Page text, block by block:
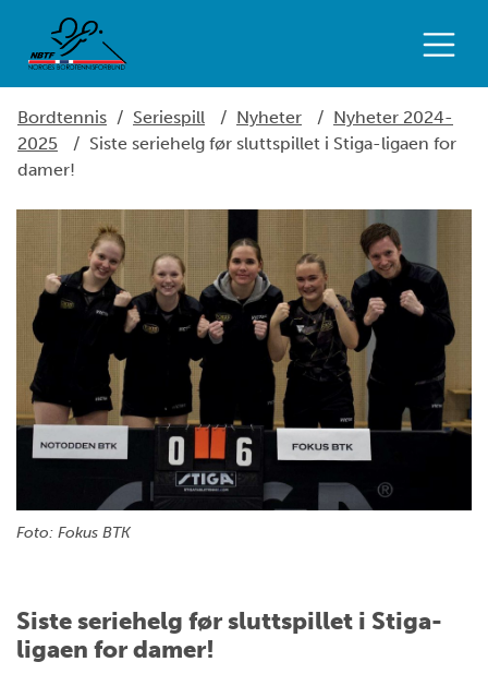
Bordtennis / Seriespill / Nyheter / Nyheter 2024-
2025
/ Siste seriehelg før sluttspillet i Stiga-ligaen for
damer!
Foto: Fokus BTK
Siste seriehelg før sluttspillet i Stiga-
ligaen for damer!